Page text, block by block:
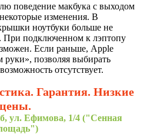
поведение макбука с выходом
изменения. В
ноутбуки больше не
При подключенном к лэптопу
Если раньше, Apple
руки», позволяя выбирать
отсутствует.
Гарантия. Низкие
цены.
ул. Ефимова, 1/4 ("Сенная